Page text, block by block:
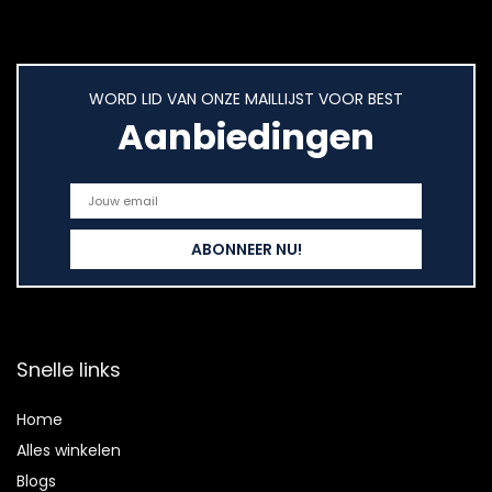
WORD LID VAN ONZE MAILLIJST VOOR BEST
Aanbiedingen
Snelle links
Home
Alles winkelen
Blogs